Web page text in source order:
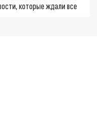
которые ждали все